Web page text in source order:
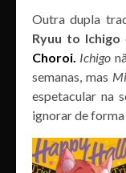
Outra dupla
Ryuu to Ichigo
Choroi. Ichigo
semanas, mas
espetacular na
ignorar de forma